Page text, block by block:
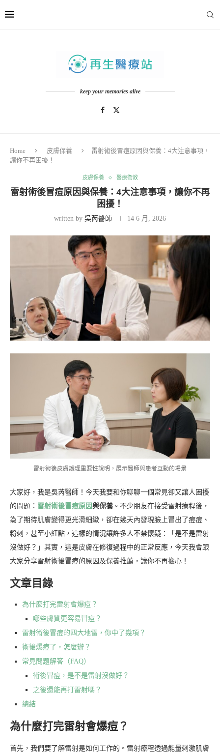
keep your memories alive
Home 皮膚保養
雷射術後冒痘原因與保養：4大注意事項，
讓你不再困擾！
皮膚保養 醫療衛教
雷射術後冒痘原因與保養：4大注意事項，讓你不再
困擾！
written by 吳芮醫師 14 6 月, 2026
雷射術後皮膚護理重要性說明，展示醫師與患者互動的場景
大家好，我是吳芮醫師！今天我要和你聊聊一個常見卻又讓人困擾
的問題： 雷射術後冒痘原因與保養 。不少朋友在接受雷射療程後，
為了期待肌膚變得更光滑細緻，卻在幾天內發現臉上冒出了痘痘、
粉刺，甚至小紅點，這樣的情況讓許多人不禁懷疑：「是不是雷射
沒做好？」其實，這是皮膚在修復過程中的正常反應，今天我會跟
大家分享雷射術後冒痘的原因及保養推薦，讓你不再擔心！
文章目錄
為什麼打完雷射會爆痘？
哪些膚質更容易冒痘？
雷射術後冒痘的四大地雷，你中了幾項？
術後爆痘了，怎麼辦？
常見問題解答（FAQ）
術後冒痘，是不是雷射沒做好？
之後還能再打雷射嗎？
總結
為什麼打完雷射會爆痘？
首先，我們要了解雷射是如何工作的。雷射療程透過能量刺激肌膚